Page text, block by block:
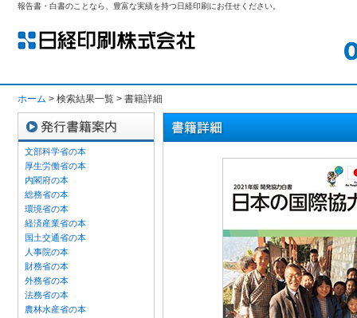
報告書・白書のことなら、豊富な実績を持つ日経印刷にお任せください。
ホーム > 検索結果一覧 > 書籍詳細
文部科学省の本
厚生労働省の本
内閣府の本
総務省の本
環境省の本
経済産業省の本
国土交通省の本
人事院の本
財務省の本
外務省の本
法務省の本
農林水産省の本